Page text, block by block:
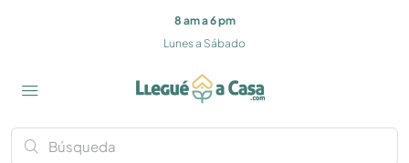
8 am a 6 pm
Lunes a Sábado